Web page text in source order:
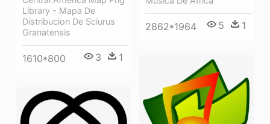
2862*1964 5 1
Library - Mapa De
Distribucion De Sciurus
Granatensis
1610*800 3 1